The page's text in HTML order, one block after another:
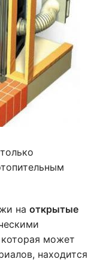
на открытые
может
находится